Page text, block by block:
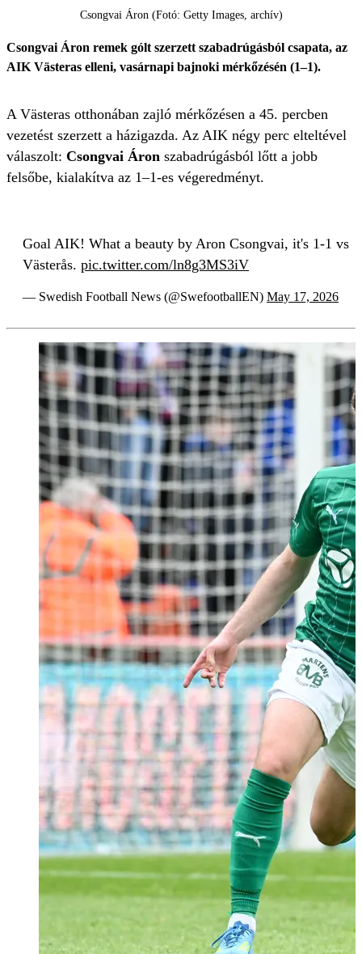
Csongvai Áron (Fotó: Getty Images, archív)
Csongvai Áron remek gólt szerzett szabadrúgásból csapata, az
AIK Västeras elleni, vasárnapi bajnoki mérkőzésén (1–1).
A Västeras otthonában zajló mérkőzésen a 45. percben
vezetést szerzett a házigazda. Az AIK négy perc elteltével
válaszolt: Csongvai Áron szabadrúgásból lőtt a jobb
felsőbe, kialakítva az 1–1-es végeredményt.
Goal AIK! What a beauty by Aron Csongvai, it's 1-1 vs
Västerås. pic.twitter.com/ln8g3MS3iV
— Swedish Football News (@SwefootballEN) May 17, 2026